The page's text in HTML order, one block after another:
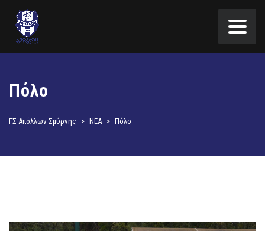
Πόλο
ΓΣ Απόλλων Σμύρνης > ΝΕΑ > Πόλο